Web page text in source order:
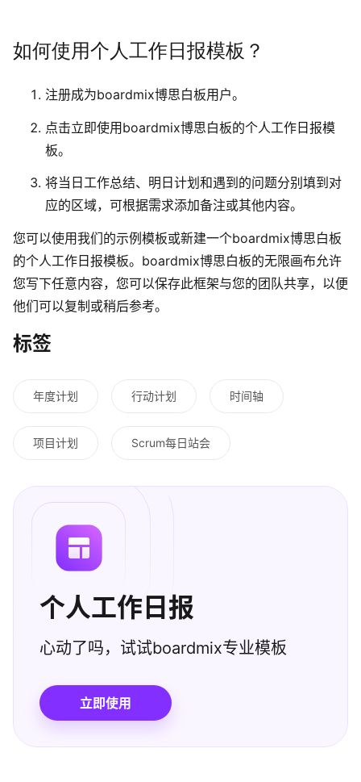
如何使用个人工作日报模板？
注册成为boardmix博思白板用户。
点击立即使用boardmix博思白板的个人工作日报模
板。
将当日工作总结、明日计划和遇到的问题分别填到对
应的区域，可根据需求添加备注或其他内容。
您可以使用我们的示例模板或新建一个boardmix博思白板
的个人工作日报模板。boardmix博思白板的无限画布允许
您写下任意内容，您可以保存此框架与您的团队共享，以便
他们可以复制或稍后参考。
标签
年度计划 行动计划 时间轴
项目计划 Scrum每日站会
个人工作日报
心动了吗，试试boardmix专业模板
立即使用